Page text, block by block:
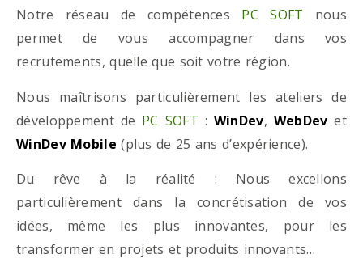
Notre réseau de compétences PC SOFT nous
permet de vous accompagner dans vos
recrutements, quelle que soit votre région.
Nous maîtrisons particulièrement les ateliers de
développement de PC SOFT : WinDev, WebDev et
WinDev Mobile (plus de 25 ans d’expérience).
Du rêve à la réalité : Nous excellons
particulièrement dans la concrétisation de vos
idées, même les plus innovantes, pour les
transformer en projets et produits innovants…